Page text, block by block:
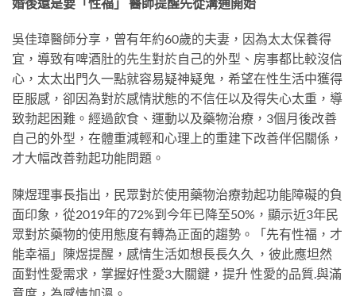
吳佳璋醫師分享，曾有年約60歲的夫妻，因為太太保養得
宜，導致有啤酒肚的先生對於自己的外型、房事都比較沒信
心，太太出門久一點就容易疑神疑鬼，希望在性生活中獲得
臣服感，卻因為對於感情狀態的不信任以及得失心太重，導
致勃起困難。經過飲食、運動以及藥物治療，3個月後改善
自己的外型，在體重減輕和心理上的重建下改善伴侶關係，
才大幅改善勃起功能問題。
陳煜理事長指出，民眾對於使用藥物治療勃起功能障礙的負
面印象，從2019年的72%到今年已降至50%，顯示近3年民
眾對於藥物的使用態度有轉為正面的趨勢。「先有性福，才
能幸福」陳煜提醒，感情生活如想長長久久 ，彼此應坦然
面對性愛需求，掌握好性愛3大關鍵，提升 性愛的品質.與滿